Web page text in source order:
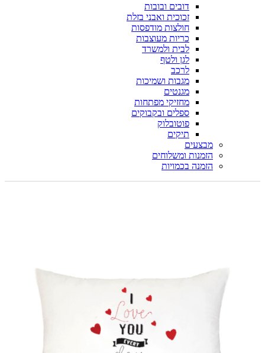
דובים ובובות
זכוכית ואבני בזלת
חולצות מודפסות
כריות מעוצבות
לבית ולמשרד
לגן ולטף
לרכב
מגבות ושמיכות
מגנטים
מחזיקי מפתחות
ספלים ובקבוקים
פוטובלוק
תיקים
מבצעים
הזמנות ומשלוחים
הזמנה בכמויות